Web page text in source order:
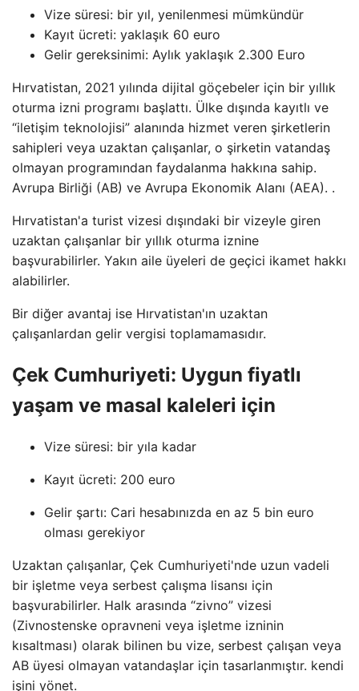
Vize süresi: bir yıl, yenilenmesi mümkündür
Kayıt ücreti: yaklaşık 60 euro
Gelir gereksinimi: Aylık yaklaşık 2.300 Euro
Hırvatistan, 2021 yılında dijital göçebeler için bir yıllık
oturma izni programı başlattı. Ülke dışında kayıtlı ve
“iletişim teknolojisi” alanında hizmet veren şirketlerin
sahipleri veya uzaktan çalışanlar, o şirketin vatandaş
olmayan programından faydalanma hakkına sahip.
Avrupa Birliği (AB) ve Avrupa Ekonomik Alanı (AEA). .
Hırvatistan'a turist vizesi dışındaki bir vizeyle giren
uzaktan çalışanlar bir yıllık oturma iznine
başvurabilirler. Yakın aile üyeleri de geçici ikamet hakkı
alabilirler.
Bir diğer avantaj ise Hırvatistan'ın uzaktan
çalışanlardan gelir vergisi toplamamasıdır.
Çek Cumhuriyeti: Uygun fiyatlı
yaşam ve masal kaleleri için
Vize süresi: bir yıla kadar
Kayıt ücreti: 200 euro
Gelir şartı: Cari hesabınızda en az 5 bin euro
olması gerekiyor
Uzaktan çalışanlar, Çek Cumhuriyeti'nde uzun vadeli
bir işletme veya serbest çalışma lisansı için
başvurabilirler. Halk arasında “zivno” vizesi
(Zivnostenske opravneni veya işletme izninin
kısaltması) olarak bilinen bu vize, serbest çalışan veya
AB üyesi olmayan vatandaşlar için tasarlanmıştır. kendi
işini yönet.